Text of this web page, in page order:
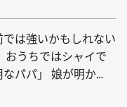
では強いかもしれない
おうちではシャイで
なパパ」 娘が明か